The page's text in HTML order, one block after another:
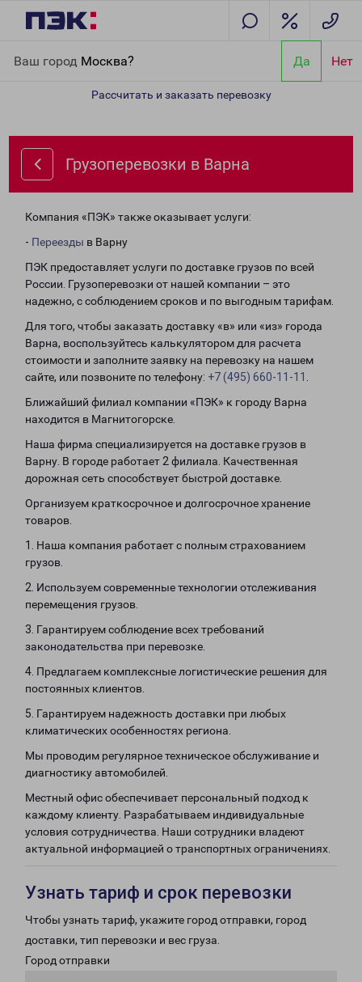
Ваш город Москва? Да Нет
Рассчитать и заказать перевозку
Грузоперевозки в Варна
Компания «ПЭК» также оказывает услуги:
- Переезды в Варну
ПЭК предоставляет услуги по доставке грузов по всей
России. Грузоперевозки от нашей компании – это
надежно, с соблюдением сроков и по выгодным тарифам.
Для того, чтобы заказать доставку «в» или «из» города
Варна, воспользуйтесь калькулятором для расчета
стоимости и заполните заявку на перевозку на нашем
сайте, или позвоните по телефону: +7 (495) 660-11-11
Ближайший филиал компании «ПЭК» к городу Варна
находится в Магнитогорске.
Наша фирма специализируется на доставке грузов в
Варну. В городе работает 2 филиала. Качественная
дорожная сеть способствует быстрой доставке.
Организуем краткосрочное и долгосрочное хранение
товаров.
1. Наша компания работает с полным страхованием
грузов.
2. Используем современные технологии отслеживания
перемещения грузов.
3. Гарантируем соблюдение всех требований
законодательства при перевозке.
4. Предлагаем комплексные логистические решения для
постоянных клиентов.
5. Гарантируем надежность доставки при любых
климатических особенностях региона.
Мы проводим регулярное техническое обслуживание и
диагностику автомобилей.
Местный офис обеспечивает персональный подход к
каждому клиенту. Разрабатываем индивидуальные
условия сотрудничества. Наши сотрудники владеют
актуальной информацией о транспортных ограничениях.
Узнать тариф и срок перевозки
Чтобы узнать тариф, укажите город отправки, город
доставки, тип перевозки и вес груза.
Город отправки